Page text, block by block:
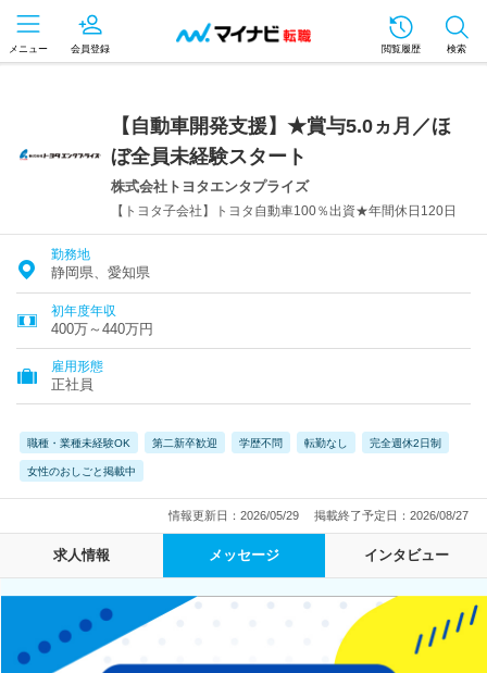
メニュー 会員登録 閲覧履歴 検索
【自動車開発支援】★賞与5.0ヵ月／ほ
ぼ全員未経験スタート
株式会社トヨタエンタプライズ
【トヨタ子会社】トヨタ自動車100％出資★年間休日120日
勤務地
静岡県、愛知県
初年度年収
400万～440万円
雇用形態
正社員
職種・業種未経験OK 第二新卒歓迎 学歴不問 転勤なし 完全週休2日制
女性のおしごと掲載中
情報更新日：2026/05/29 掲載終了予定日：2026/08/27
求人情報 メッセージ インタビュー